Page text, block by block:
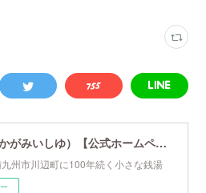
鏡石湯（かがみいしゆ）【公式ホームページ】
州市川辺町に100年続く小さな銭湯